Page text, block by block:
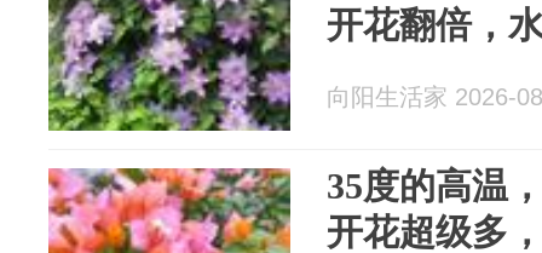
开花翻倍，
向阳生活家 2026-
35度的高温
开花超级多